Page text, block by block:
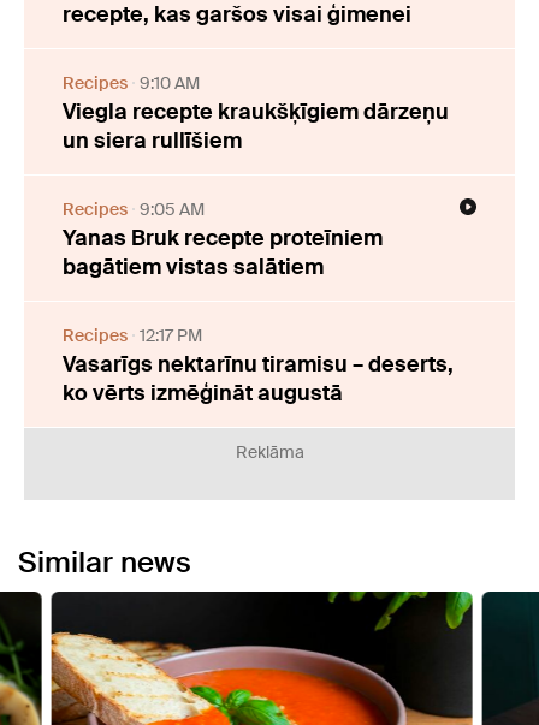
recepte, kas garšos visai ģimenei
Recipes 9:10 AM
Viegla recepte kraukšķīgiem dārzeņu
un siera rullīšiem
Recipes 9:05 AM
Yanas Bruk recepte proteīniem
bagātiem vistas salātiem
Recipes 12:17 PM
Vasarīgs nektarīnu tiramisu – deserts,
ko vērts izmēģināt augustā
Reklāma
Similar news